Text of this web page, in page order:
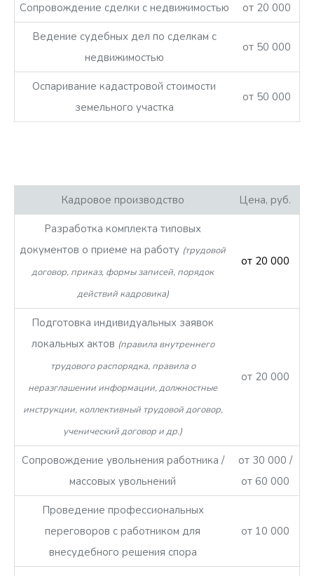
Сопровождение сделки с недвижимостью от 20 000
Ведение судебных дел по сделкам с
недвижимостью
от 50 000
Оспаривание кадастровой стоимости
земельного участка
от 50 000
Кадровое производство Цена, руб.
Разработка комплекта типовых
документов о приеме на работу (трудовой
договор, приказ, формы записей, порядок
действий кадровика)
от 20 000
Подготовка индивидуальных заявок
локальных актов (правила внутреннего
трудового распорядка, правила о
неразглашении информации, должностные
инструкции, коллективный трудовой договор,
ученический договор и др.)
от 20 000
Сопровождение увольнения работника /
массовых увольнений
от 30 000 /
от 60 000
Проведение профессиональных
переговоров с работником для
внесудебного решения спора
от 10 000